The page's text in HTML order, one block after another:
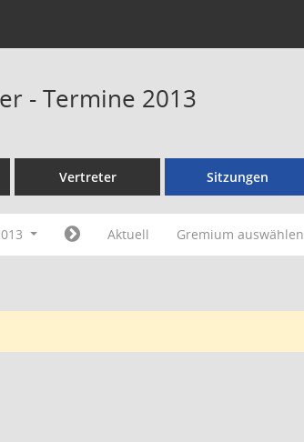
- Termine 2013
Vertreter Sitzungen
Aktuell Gremium auswählen